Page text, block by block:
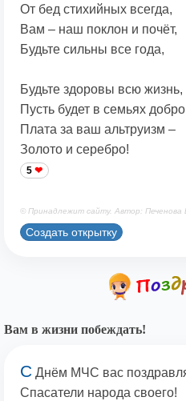
От бед стихийных всегда,
Вам – наш поклон и почёт,
Будьте сильны все года,
Будьте здоровы всю жизнь,
Пусть будет в семьях
Плата за ваш альтруизм –
Золото и серебро!
5
© Принадлежит сайту. Автор: Печенова
Создать открытку
Вам в жизни побеждать!
С Днём МЧС вас
Спасатели народа своего!